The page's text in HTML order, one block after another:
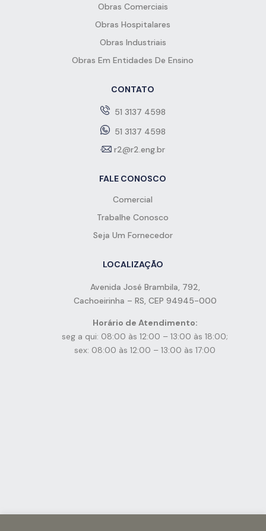
Obras Comerciais
Obras Hospitalares
Obras Industriais
Obras Em Entidades De Ensino
CONTATO
51 3137 4598
51 3137 4598
r2@r2.eng.br
FALE CONOSCO
Comercial
Trabalhe Conosco
Seja Um Fornecedor
LOCALIZAÇÃO
Avenida José Brambila, 792,
Cachoeirinha – RS, CEP 94945-000
Horário de Atendimento:
seg a qui: 08:00 às 12:00 – 13:00 às 18:00;
sex: 08:00 às 12:00 – 13:00 às 17:00